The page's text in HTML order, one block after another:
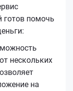
готов помочь
нескольких
на